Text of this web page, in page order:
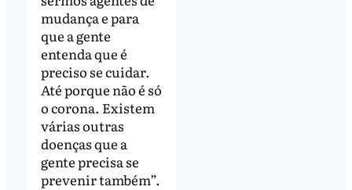
mudança e para
que a gente
entenda que é
preciso se cuidar.
Até porque não é só
o corona. Existem
várias outras
doenças que a
gente precisa se
prevenir também”.